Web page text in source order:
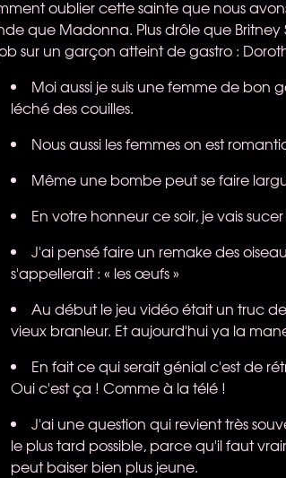
oublier cette sainte que nous
que Madonna. Plus drôle que Britney
sur un garçon atteint de gastro :
Moi aussi je suis une femme de bon
léché des couilles.
Nous aussi les femmes on est
Même une bombe peut se faire
En votre honneur ce soir, je vais
J'ai pensé faire un remake des
s'appellerait : « les œufs »
Au début le jeu vidéo était un truc
vieux branleur. Et aujourd'hui ya la
En fait ce qui serait génial c'est de
Oui c'est ça ! Comme à la télé !
J'ai une question qui revient très
le plus tard possible, parce qu'il faut
peut baiser bien plus jeune.